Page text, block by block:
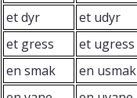
et dyr et udyr
et gress
et ugress
en smak
en usmak